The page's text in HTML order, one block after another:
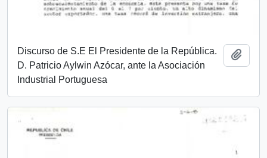
Discurso de S.E El Presidente de la República.
D. Patricio Aylwin Azócar, ante la Asociación
Industrial Portuguesa